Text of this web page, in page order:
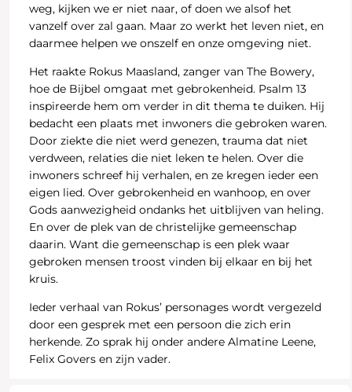
weg, kijken we er niet naar, of doen we alsof het
vanzelf over zal gaan. Maar zo werkt het leven niet, en
daarmee helpen we onszelf en onze omgeving niet.
Het raakte Rokus Maasland, zanger van The Bowery,
hoe de Bijbel omgaat met gebrokenheid. Psalm 13
inspireerde hem om verder in dit thema te duiken. Hij
bedacht een plaats met inwoners die gebroken waren.
Door ziekte die niet werd genezen, trauma dat niet
verdween, relaties die niet leken te helen. Over die
inwoners schreef hij verhalen, en ze kregen ieder een
eigen lied. Over gebrokenheid en wanhoop, en over
Gods aanwezigheid ondanks het uitblijven van heling.
En over de plek van de christelijke gemeenschap
daarin. Want die gemeenschap is een plek waar
gebroken mensen troost vinden bij elkaar en bij het
kruis.
Ieder verhaal van Rokus’ personages wordt vergezeld
door een gesprek met een persoon die zich erin
herkende. Zo sprak hij onder andere Almatine Leene,
Felix Govers en zijn vader.